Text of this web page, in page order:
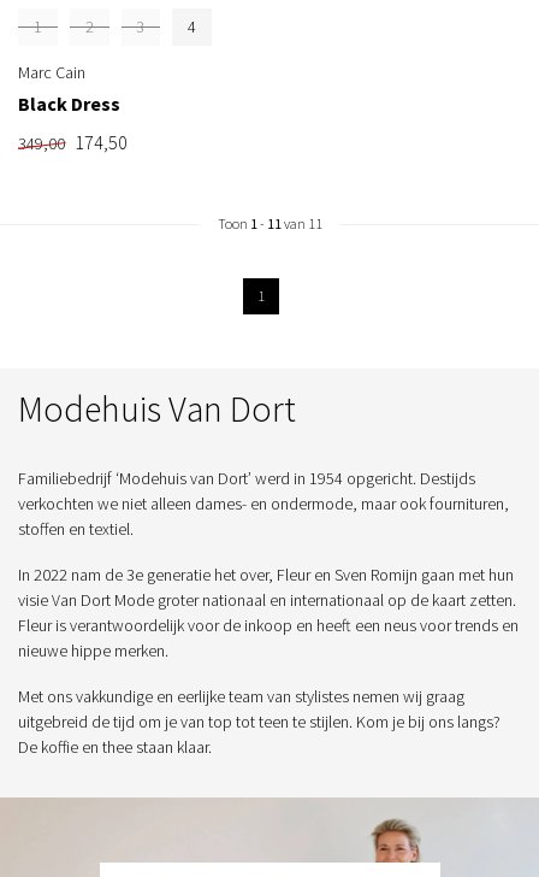
1 2 3 4
Marc Cain
Black Dress
349,00 174,50
Toon 1- 11van 11
1
Modehuis Van Dort
Familiebedrijf ‘Modehuis van Dort’ werd in 1954 opgericht. Destijds
verkochten we niet alleen dames- en ondermode, maar ook fournituren,
stoffen en textiel.
In 2022 nam de 3e generatie het over, Fleur en Sven Romijn gaan met hun
visie Van Dort Mode groter nationaal en internationaal op de kaart zetten.
Fleur is verantwoordelijk voor de inkoop en heeft een neus voor trends en
nieuwe hippe merken.
Met ons vakkundige en eerlijke team van stylistes nemen wij graag
uitgebreid de tijd om je van top tot teen te stijlen. Kom je bij ons langs?
De koffie en thee staan klaar.